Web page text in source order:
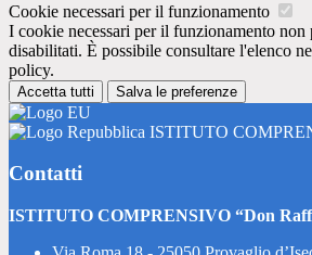
Cookie necessari per il funzionamento
I cookie necessari per il funzionamento non
disabilitati. È possibile consultare l'elenco
policy.
Accetta tutti Salva le preferenze
ISTITUTO
Contatti
ISTITUTO COMPRENSIVO “Don